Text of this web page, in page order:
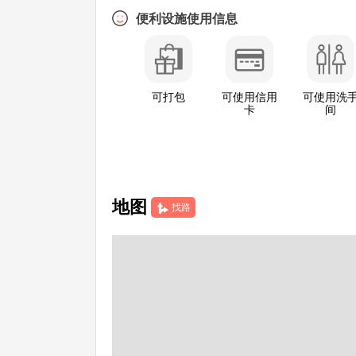
便利设施使用信息
可打包
可使用信用
卡
可使用洗
间
地图 找路